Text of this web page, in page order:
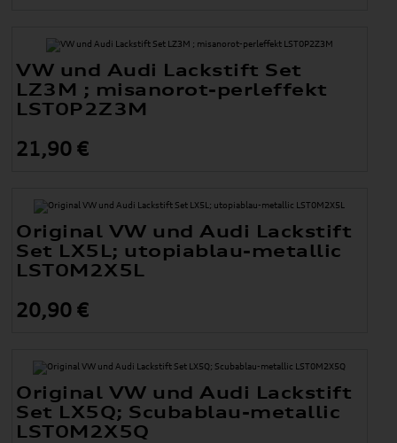
VW und Audi Lackstift Set
LZ3M ; misanorot-perleffekt
LST0P2Z3M
21,90 €
Original VW und Audi Lackstift
Set LX5L; utopiablau-metallic
LST0M2X5L
20,90 €
Original VW und Audi Lackstift
Set LX5Q; Scubablau-metallic
LST0M2X5Q